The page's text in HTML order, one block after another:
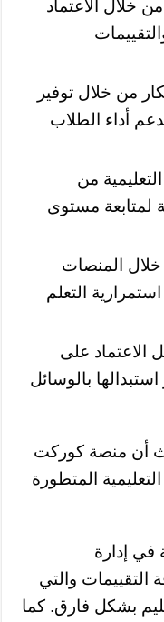
خلال الاعتماد
من خلال توفير
أداء الطلاب
من
لمتابعة مستوى
خلال المنصات
التعلم
الاعتماد على
بالوسائل
أن منصة كوركت
المتطورة
في إدارة
التقييمات والتي
بشكل فارق. كما